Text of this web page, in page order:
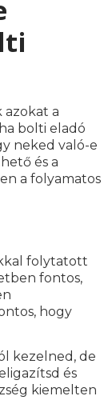
a
bolti eladó
neked való-e
és a
a folyamatos
folytatott
fontos,
hogy
kezelned, de
és
kiemelten